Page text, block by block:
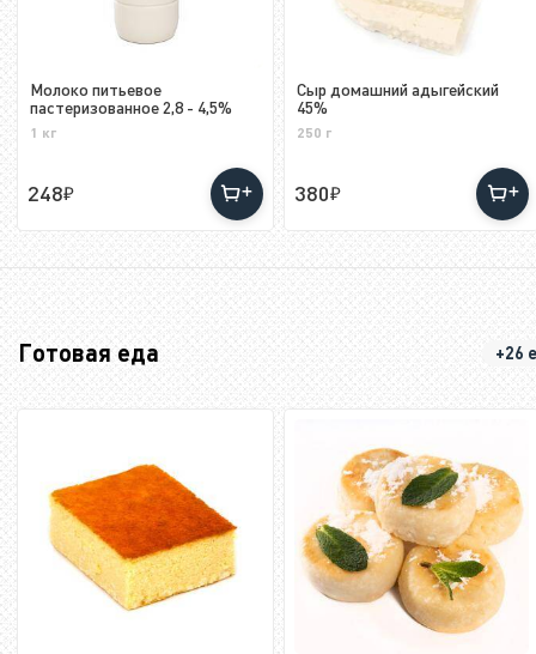
Молоко питьевое
пастеризованное 2,8 - 4,5%
1 кг
248
Сыр домашний адыгейский
45%
250 г
380
Готовая еда +26